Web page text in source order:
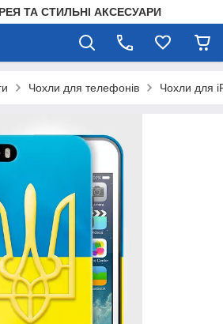
ТА СТИЛЬНІ АКСЕСУАРИ
Чохли для телефонів Чохли для